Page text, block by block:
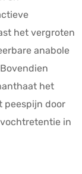
het vergroten
anabole
het
peespijn door
in